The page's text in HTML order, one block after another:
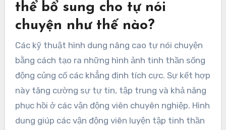
thể bổ sung cho tự nói
chuyện như thế nào?
Các kỹ thuật hình dung nâng cao tự nói chuyện
bằng cách tạo ra những hình ảnh tinh thần sống
động củng cố các khẳng định tích cực. Sự kết hợp
này tăng cường sự tự tin, tập trung và khả năng
phục hồi ở các vận động viên chuyên nghiệp. Hình
dung giúp các vận động viên luyện tập tinh thần